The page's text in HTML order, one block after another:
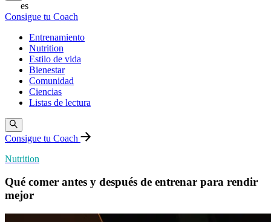
es
Consigue tu Coach
Entrenamiento
Nutrition
Estilo de vida
Bienestar
Comunidad
Ciencias
Listas de lectura
Consigue tu Coach
Nutrition
Qué comer antes y después de entrenar para rendir
mejor